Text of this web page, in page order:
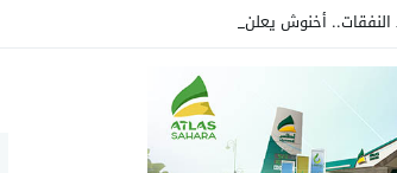
أخنوش يعلن إجراءات _